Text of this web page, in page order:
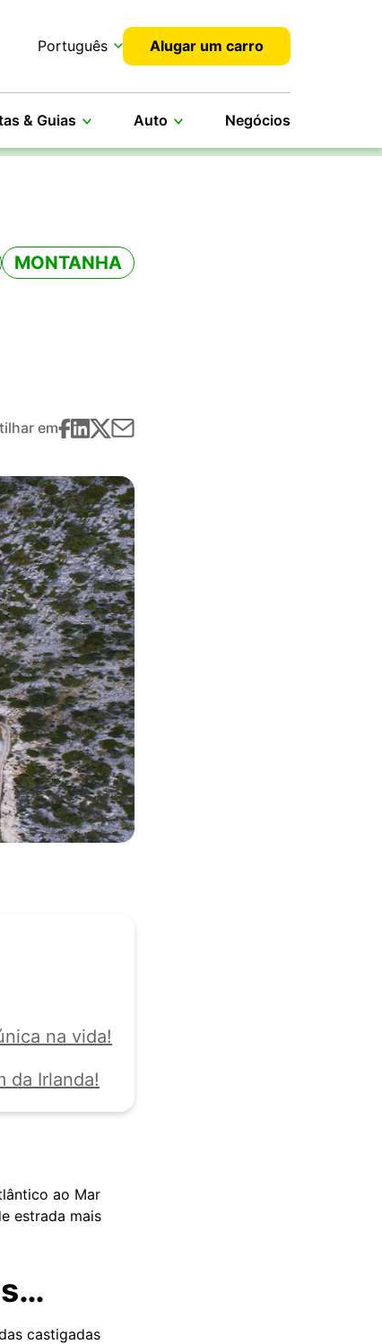
Português Alugar um carro
& Guias Auto Negócios
MONTANHA
em
na vida!
da Irlanda!
ao Mar
estrada mais
castigadas